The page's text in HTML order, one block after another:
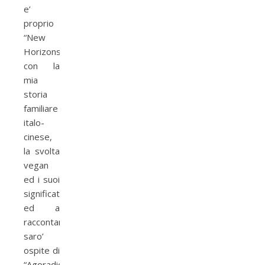
e’
proprio
“New
Horizons”
con la
mia
storia
familiare
italo-
cinese,
la svolta
vegan
ed i suoi
significati
ed a
raccontarla
saro’
ospite di